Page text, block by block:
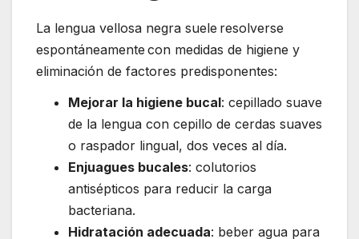
La lengua vellosa negra suele resolverse
espontáneamente con medidas de higiene y
eliminación de factores predisponentes:
Mejorar la higiene bucal: cepillado suave
de la lengua con cepillo de cerdas suaves
o raspador lingual, dos veces al día.
Enjuagues bucales: colutorios
antisépticos para reducir la carga
bacteriana.
Hidratación adecuada: beber agua para